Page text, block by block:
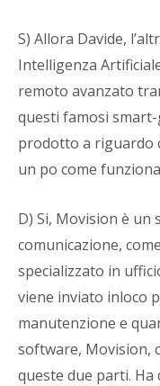
S) Allora Davide,
Intelligenza
remoto avanzato
questi famosi
prodotto a riguardo
un po come
D) Si, Movision è
comunicazione,
specializzato in
viene inviato inloco
manutenzione e
software, Movision,
queste due parti. Ha